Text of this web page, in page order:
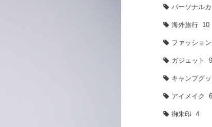
パーソナル
海外旅行 10
ファッション
ガジェット 9
キャンプグ
アイメイク 6
御朱印 4